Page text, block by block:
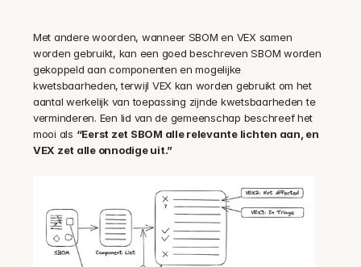
Met andere woorden, wanneer SBOM en VEX samen
worden gebruikt, kan een goed beschreven SBOM worden
gekoppeld aan componenten en mogelijke
kwetsbaarheden, terwijl VEX kan worden gebruikt om het
aantal werkelijk van toepassing zijnde kwetsbaarheden te
verminderen. Een lid van de gemeenschap beschreef het
mooi als “Eerst zet SBOM alle relevante lichten aan, en
VEX zet alle onnodige uit.”